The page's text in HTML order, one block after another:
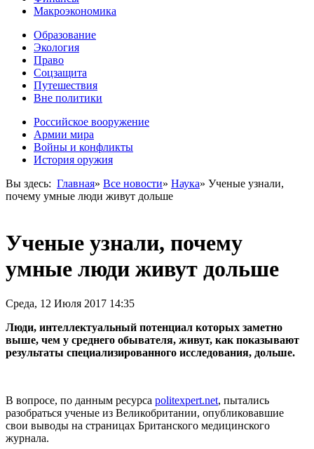
Макроэкономика
Образование
Экология
Право
Соцзащита
Путешествия
Вне политики
Российское вооружение
Армии мира
Войны и конфликты
История оружия
Вы здесь: Главная» Все новости» Наука» Ученые узнали,
почему умные люди живут дольше
Ученые узнали, почему
умные люди живут дольше
Среда, 12 Июля 2017 14:35
Люди, интеллектуальный потенциал которых заметно
выше, чем у среднего обывателя, живут, как показывают
результаты специализированного исследования, дольше.
В вопросе, по данным ресурса politexpert.net, пытались
разобраться ученые из Великобритании, опубликовавшие
свои выводы на страницах Британского медицинского
журнала.